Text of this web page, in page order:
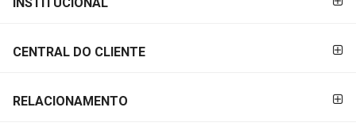
&
OFERTAS
PAGAMENTO
CENTRAL DO CLIENTE
RELACIONAMENTO